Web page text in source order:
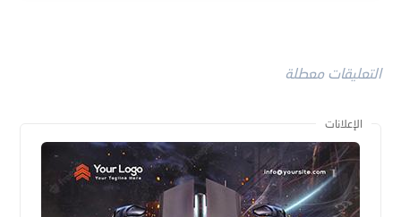
التعليقات معطلة
الإعلانات